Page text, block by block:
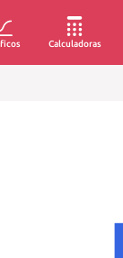
Calculadoras